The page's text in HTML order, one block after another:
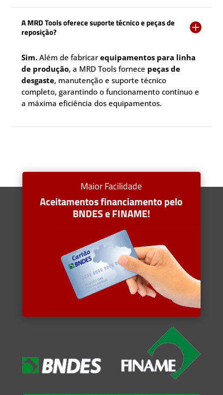
A MRD Tools oferece suporte técnico e peças de
reposição?

Sim. Além de fabricarequipamentos para linha
de produção, a MRD Tools fornece peças de
desgaste, manutenção e suporte técnico
completo, garantindo o funcionamento contínuo e
a máxima eficiência dos equipamentos.
Maior Facilidade
Aceitamentos financiamento pelo
BNDES e FINAME!